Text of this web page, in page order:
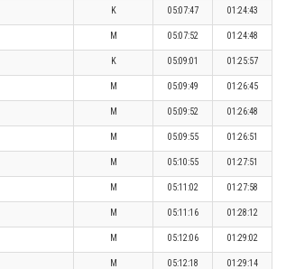
K 05:07:47 01:24:43
M 05:07:52 01:24:48
K 05:09:01 01:25:57
M 05:09:49 01:26:45
M 05:09:52 01:26:48
M 05:09:55 01:26:51
M 05:10:55 01:27:51
M 05:11:02 01:27:58
M 05:11:16 01:28:12
M 05:12:06 01:29:02
M 05:12:18 01:29:14